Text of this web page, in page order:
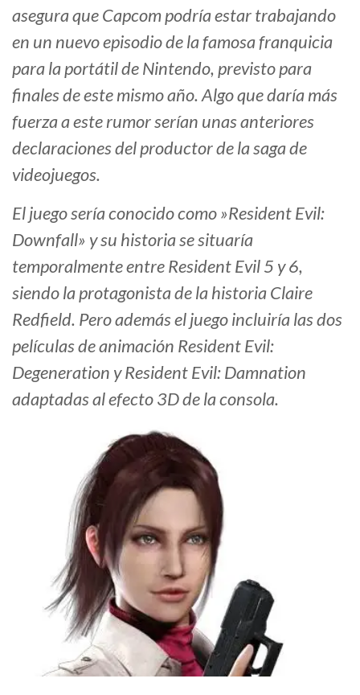
asegura que Capcom podría estar trabajando
en un nuevo episodio de la famosa franquicia
para la portátil de Nintendo, previsto para
finales de este mismo año. Algo que daría más
fuerza a este rumor serían unas anteriores
declaraciones del productor de la saga de
videojuegos.
El juego sería conocido como »Resident Evil:
Downfall» y su historia se situaría
temporalmente entre Resident Evil 5 y 6,
siendo la protagonista de la historia Claire
Redfield. Pero además el juego incluiría las dos
películas de animación Resident Evil:
Degeneration y Resident Evil: Damnation
adaptadas al efecto 3D de la consola.